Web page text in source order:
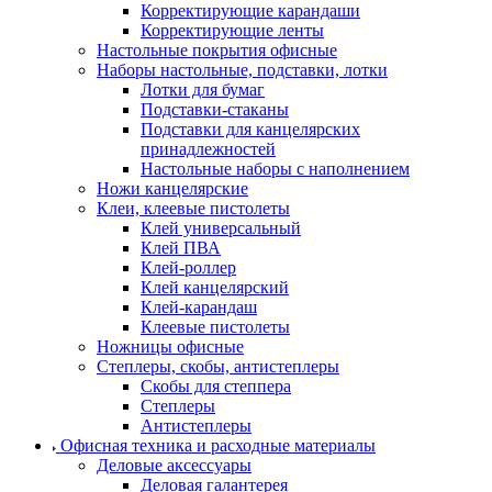
Корректирующие карандаши
Корректирующие ленты
Настольные покрытия офисные
Наборы настольные, подставки, лотки
Лотки для бумаг
Подставки-стаканы
Подставки для канцелярских
принадлежностей
Настольные наборы с наполнением
Ножи канцелярские
Клеи, клеевые пистолеты
Клей универсальный
Клей ПВА
Клей-роллер
Клей канцелярский
Клей-карандаш
Клеевые пистолеты
Ножницы офисные
Степлеры, скобы, антистеплеры
Скобы для степпера
Степлеры
Антистеплеры
Офисная техника и расходные материалы
Деловые аксессуары
Деловая галантерея